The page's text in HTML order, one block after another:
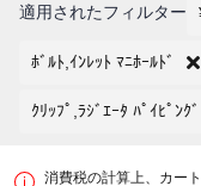
適用されたフィルター
ﾎﾞﾙﾄ,ｲﾝﾚｯﾄ ﾏﾆﾎｰﾙﾄﾞ
ｸﾘｯﾌﾟ,ﾗｼﾞｴｰﾀ ﾊﾟｲﾋﾟﾝｸﾞ
消費税の計算上、カー